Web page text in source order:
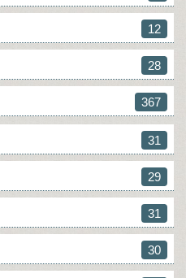
12
28
367
31
29
31
30